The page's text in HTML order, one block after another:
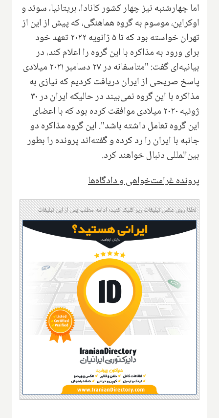
اما چهارشنبه نیز چهار کشور کانادا، بریتانیا، سوئد و
اوکراین، موسوم به گروه هماهنگی، که پیش از این از
تهران خواسته بود که تا ۵ ژانویه ۲۰۲۲ تعهد خود
برای ورود به مذاکره با این گروه را اعلام کند، در
بیانیه‌ای گفت: "متاسفانه در ۲۷ دسامبر ۲۰۲۱ میلادی
پاسخ صریحی از ایران دریافت کردیم که نیازی به
مذاکره با این گروه نمی‌بیند در حالیکه ایران در ۳۰
ژوئیه ۲۰۲۰ میلادی موافقت کرده بود که با اعضای
این گروه تعامل داشته باشد". این گروه مذاکره دو
جانبه با ایران را رد کرده و گفته‌اند پرونده را بطور
بین‌المللی دنبال خواهند کرد.
پرونده غرامت‌خواهی و دادگاه‌ها
لطفا روی عکس تبلیغات زیر کلیک کنید؛ ادامه مطلب پس از این تبلیغات